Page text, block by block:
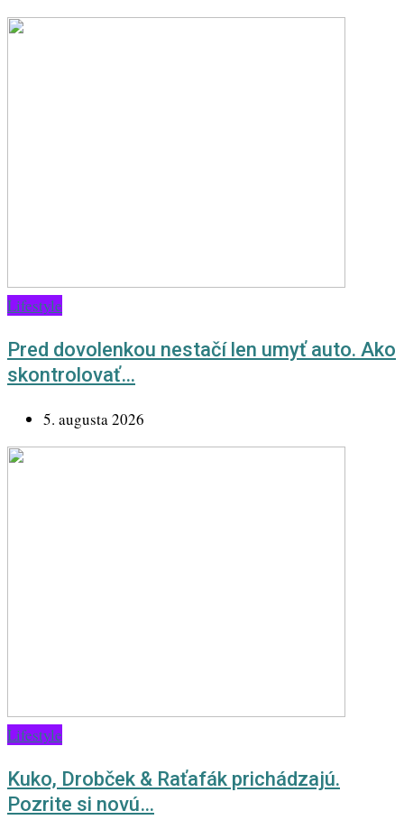
Lifestyle
Pred dovolenkou nestačí len umyť auto. Ako
skontrolovať…
5. augusta 2026
Lifestyle
Kuko, Drobček & Raťafák prichádzajú.
Pozrite si novú…